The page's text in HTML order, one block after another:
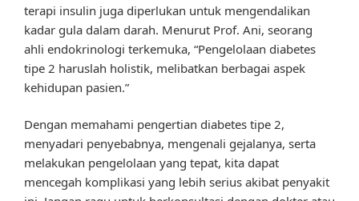
terapi insulin juga diperlukan untuk mengendalikan
kadar gula dalam darah. Menurut Prof. Ani, seorang
ahli endokrinologi terkemuka, “Pengelolaan diabetes
tipe 2 haruslah holistik, melibatkan berbagai aspek
kehidupan pasien.”
Dengan memahami pengertian diabetes tipe 2,
menyadari penyebabnya, mengenali gejalanya, serta
melakukan pengelolaan yang tepat, kita dapat
mencegah komplikasi yang lebih serius akibat penyakit